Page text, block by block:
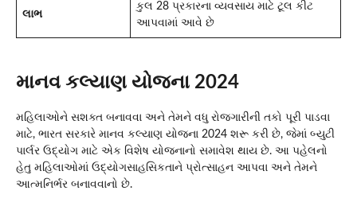
લાભ
કુલ 28 પ્રકારના વ્યવસાય માટે ટૂલ કીટ
આપવામાં આવે છે
માનવ કલ્યાણ યોજના 2024
મહિલાઓને સશક્ત બનાવવા અને તેમને વધુ રોજગારીની તકો પૂરી પાડવા
માટે, ભારત સરકારે માનવ કલ્યાણ યોજના 2024 શરૂ કરી છે, જેમાં બ્યુટી
પાર્લર ઉદ્યોગ માટે એક વિશેષ યોજનાનો સમાવેશ થાય છે. આ પહેલનો
હેતુ મહિલાઓમાં ઉદ્યોગસાહસિકતાને પ્રોત્સાહન આપવા અને તેમને
આત્મનિર્ભર બનાવવાનો છે.